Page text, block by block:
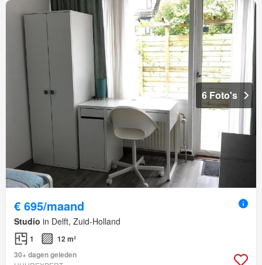
6 Foto's
€ 695/maand
Studio in Delft, Zuid-Holland
1
12 m²
30+ dagen geleden